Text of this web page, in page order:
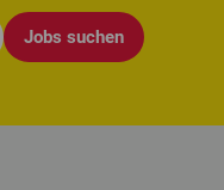
Jobs suchen